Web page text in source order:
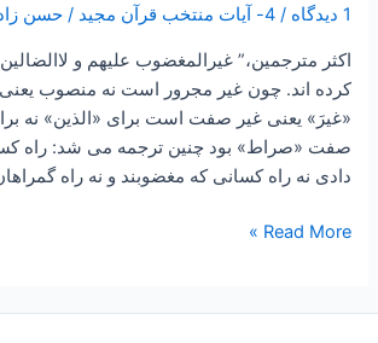
1 دیدگاه /4- آیات منتخب قرآن مجید /حسن
اکثر مترجمین،” غیرالمغضوب علیهم و
کرده اند. چون غیر مجرور است نه منصوب
«غیرَ» یعنی غیر صفت است برای «الذین» نه
صفت «صراط» بود چنین ترجمه می شد: راه
دادی نه راه کسانی که مغضوبند و نه راه
تفکر
“دریافتهایی
از
سوره
حمد”
Read More »